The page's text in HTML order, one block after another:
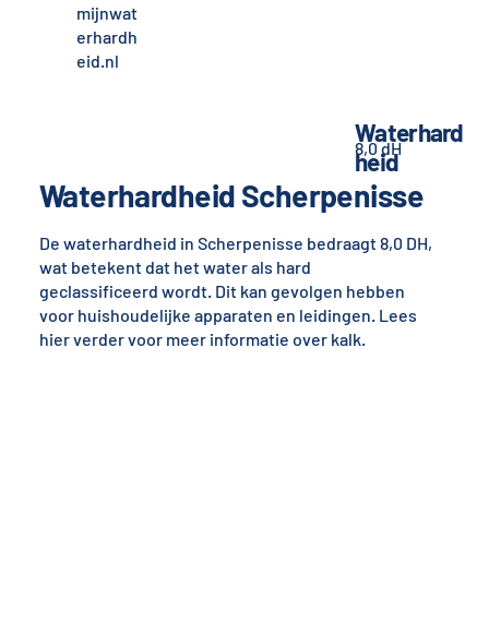
mijnwat
erhardh
eid.nl
Waterhardheid Scherpenisse
De waterhardheid in Scherpenisse bedraagt 8,0 DH,
wat betekent dat het water als hard
geclassificeerd wordt. Dit kan gevolgen hebben
voor huishoudelijke apparaten en leidingen. Lees
hier verder voor meer informatie over kalk.
Waterhard
heid
8,0 dH